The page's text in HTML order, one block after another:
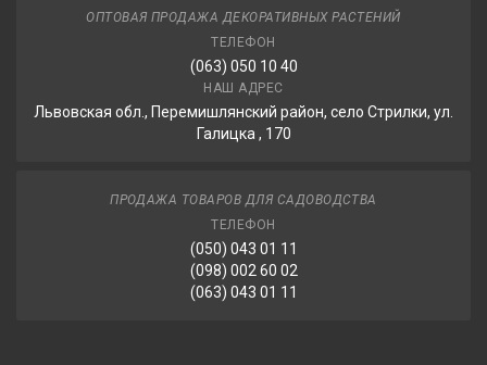
ОПТОВАЯ ПРОДАЖА ДЕКОРАТИВНЫХ РАСТЕНИЙ
ТЕЛЕФОН
(063) 050 10 40
НАШ АДРЕС
Львовская обл., Перемишлянский район, село Стрилки, ул.
Галицка , 170
ПРОДАЖА ТОВАРОВ ДЛЯ САДОВОДСТВА
ТЕЛЕФОН
(050) 043 01 11
(098) 002 60 02
(063) 043 01 11